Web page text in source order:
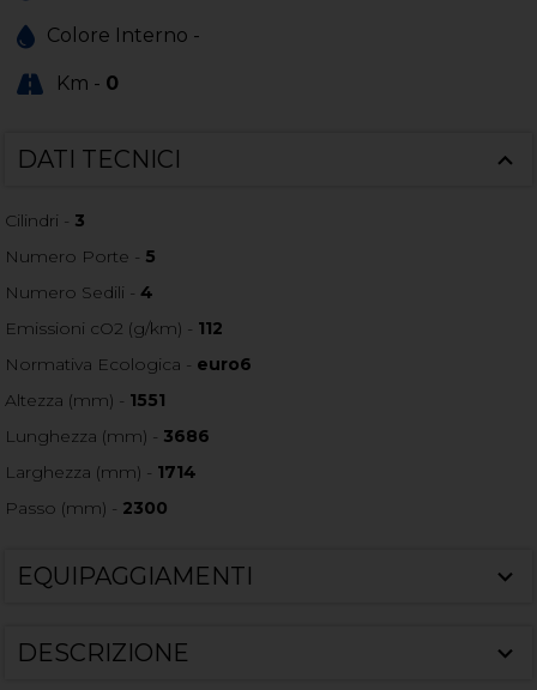
Colore Interno -
Km - 0
DATI TECNICI
Cilindri - 3
Numero Porte - 5
Numero Sedili -4
Emissioni cO2 (g/km) - 112
Normativa Ecologica - euro6
Altezza (mm) - 1551
Lunghezza (mm) - 3686
Larghezza (mm) - 1714
Passo (mm) - 2300
EQUIPAGGIAMENTI
DESCRIZIONE